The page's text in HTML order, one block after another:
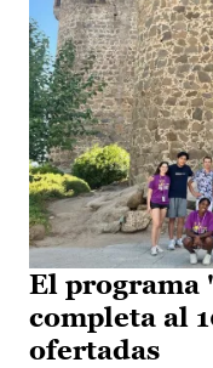
El programa
completa al
ofertadas